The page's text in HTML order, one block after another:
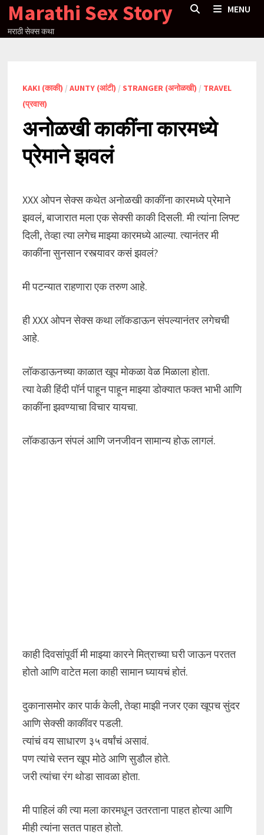
Skip
content
Marathi Sex Story
मराठी सेक्स कथा
MENU
KAKI (काकी) / AUNTY (आंटी) / STRANGER (अनोळखी) / TRAVEL
(प्रवास)
अनोळखी काकींना कारमध्ये
प्रेमाने झवलं
XXX ओपन सेक्स कथेत अनोळखी काकींना कारमध्ये प्रेमाने
झवलं, बाजारात मला एक सेक्सी काकी दिसली. मी त्यांना लिफ्ट
दिली, तेव्हा त्या लगेच माझ्या कारमध्ये आल्या. त्यानंतर मी
काकींना सुनसान रस्त्यावर कसं झवलं?
मी पटन्यात राहणारा एक तरुण आहे.
ही XXX ओपन सेक्स कथा लॉकडाऊन संपल्यानंतर लगेचची
आहे.
लॉकडाऊनच्या काळात खूप मोकळा वेळ मिळाला होता.
त्या वेळी हिंदी पॉर्न पाहून पाहून माझ्या डोक्यात फक्त भाभी आणि
काकींना झवण्याचा विचार यायचा.
लॉकडाऊन संपलं आणि जनजीवन सामान्य होऊ लागलं.
काही दिवसांपूर्वी मी माझ्या कारने मित्राच्या घरी जाऊन परतत
होतो आणि वाटेत मला काही सामान घ्यायचं होतं.
दुकानासमोर कार पार्क केली, तेव्हा माझी नजर एका खूपच सुंदर
आणि सेक्सी काकींवर पडली.
त्यांचं वय साधारण ३५ वर्षांचं असावं.
पण त्यांचे स्तन खूप मोठे आणि सुडौल होते.
जरी त्यांचा रंग थोडा सावळा होता.
मी पाहिलं की त्या मला कारमधून उतरताना पाहत होत्या आणि
मीही त्यांना सतत पाहत होतो.